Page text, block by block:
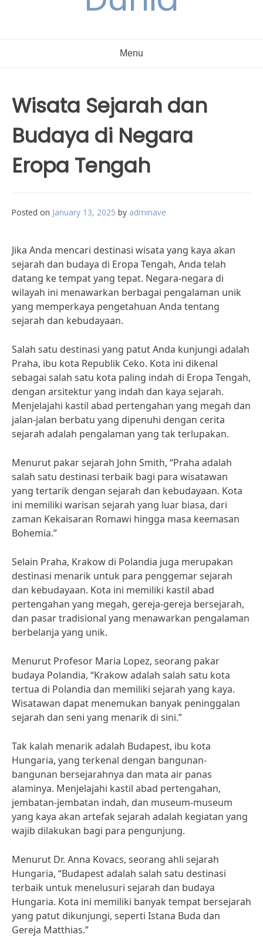
Menu
Wisata Sejarah dan
Budaya di Negara
Eropa Tengah
Posted on January 13, 2025 by adminave
Jika Anda mencari destinasi wisata yang kaya akan
sejarah dan budaya di Eropa Tengah, Anda telah
datang ke tempat yang tepat. Negara-negara di
wilayah ini menawarkan berbagai pengalaman unik
yang memperkaya pengetahuan Anda tentang
sejarah dan kebudayaan.
Salah satu destinasi yang patut Anda kunjungi adalah
Praha, ibu kota Republik Ceko. Kota ini dikenal
sebagai salah satu kota paling indah di Eropa Tengah,
dengan arsitektur yang indah dan kaya sejarah.
Menjelajahi kastil abad pertengahan yang megah dan
jalan-jalan berbatu yang dipenuhi dengan cerita
sejarah adalah pengalaman yang tak terlupakan.
Menurut pakar sejarah John Smith, “Praha adalah
salah satu destinasi terbaik bagi para wisatawan
yang tertarik dengan sejarah dan kebudayaan. Kota
ini memiliki warisan sejarah yang luar biasa, dari
zaman Kekaisaran Romawi hingga masa keemasan
Bohemia.”
Selain Praha, Krakow di Polandia juga merupakan
destinasi menarik untuk para penggemar sejarah
dan kebudayaan. Kota ini memiliki kastil abad
pertengahan yang megah, gereja-gereja bersejarah,
dan pasar tradisional yang menawarkan pengalaman
berbelanja yang unik.
Menurut Profesor Maria Lopez, seorang pakar
budaya Polandia, “Krakow adalah salah satu kota
tertua di Polandia dan memiliki sejarah yang kaya.
Wisatawan dapat menemukan banyak peninggalan
sejarah dan seni yang menarik di sini.”
Tak kalah menarik adalah Budapest, ibu kota
Hungaria, yang terkenal dengan bangunan-
bangunan bersejarahnya dan mata air panas
alaminya. Menjelajahi kastil abad pertengahan,
jembatan-jembatan indah, dan museum-museum
yang kaya akan artefak sejarah adalah kegiatan yang
wajib dilakukan bagi para pengunjung.
Menurut Dr. Anna Kovacs, seorang ahli sejarah
Hungaria, “Budapest adalah salah satu destinasi
terbaik untuk menelusuri sejarah dan budaya
Hungaria. Kota ini memiliki banyak tempat bersejarah
yang patut dikunjungi, seperti Istana Buda dan
Gereja Matthias.”